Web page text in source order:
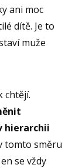
ani moc
dítě. Je to
muže
chtějí.
hierarchii
tomto směru
se vždy